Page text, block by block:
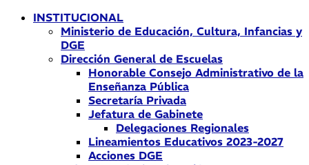
INSTITUCIONAL
Ministerio de Educación, Cultura, Infancias y
DGE
Dirección General de Escuelas
Honorable Consejo Administrativo de la
Enseñanza Pública
Secretaría Privada
Jefatura de Gabinete
Delegaciones Regionales
Lineamientos Educativos 2023-2027
Acciones DGE